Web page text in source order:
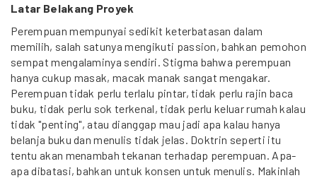
Latar Belakang Proyek
Perempuan mempunyai sedikit keterbatasan dalam
memilih, salah satunya mengikuti passion, bahkan pemohon
sempat mengalaminya sendiri. Stigma bahwa perempuan
hanya cukup masak, macak manak sangat mengakar.
Perempuan tidak perlu terlalu pintar, tidak perlu rajin baca
buku, tidak perlu sok terkenal, tidak perlu keluar rumah kalau
tidak "penting", atau dianggap mau jadi apa kalau hanya
belanja buku dan menulis tidak jelas. Doktrin seperti itu
tentu akan menambah tekanan terhadap perempuan. Apa-
apa dibatasi, bahkan untuk konsen untuk menulis. Makinlah